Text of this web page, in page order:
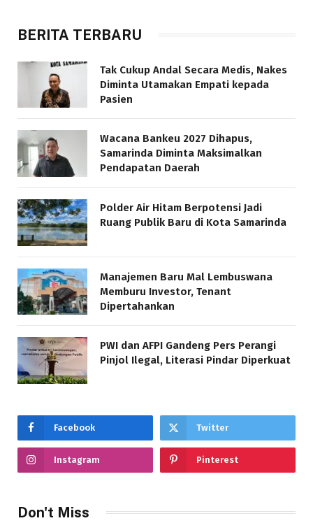
BERITA TERBARU
Tak Cukup Andal Secara Medis, Nakes
Diminta Utamakan Empati kepada
Pasien
Wacana Bankeu 2027 Dihapus,
Samarinda Diminta Maksimalkan
Pendapatan Daerah
Polder Air Hitam Berpotensi Jadi
Ruang Publik Baru di Kota Samarinda
Manajemen Baru Mal Lembuswana
Memburu Investor, Tenant
Dipertahankan
PWI dan AFPI Gandeng Pers Perangi
Pinjol Ilegal, Literasi Pindar Diperkuat
Facebook Twitter
Instagram Pinterest
Don't Miss